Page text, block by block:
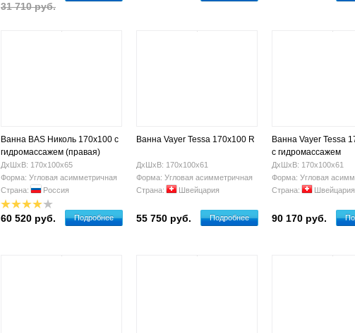
31 710 руб.
Ванна BAS Николь 170х100 с
гидромассажем (правая)
ДхШхВ: 170х100х65
Форма: Угловая асимметричная
Страна:
Россия
60 520 руб. Подробнее
Ванна Vayer Tessa 170x100 R
ДхШхВ: 170х100х61
Форма: Угловая асимметричная
Страна:
Швейцария
55 750 руб. Подробнее
Ванна Vayer Tessa
с гидромассажем
ДхШхВ: 170х100х61
Форма: Угловая
Страна:
Швейцария
90 170 руб.